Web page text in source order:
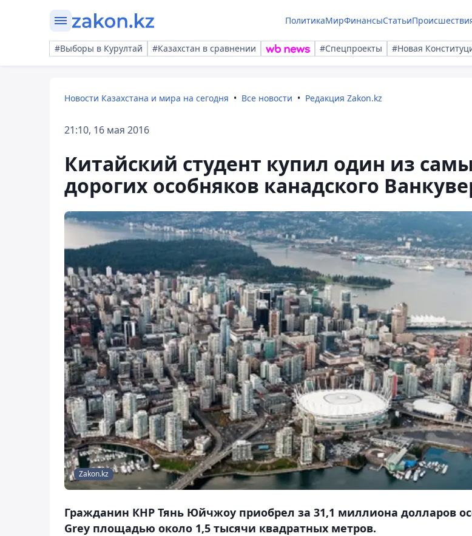
ПолитикаМирФинансыСтатьи
#Выборы в Курултай #Казахстан в сравнении #Спецпроекты #Новая
Новости Казахстана и мира на сегодня Все новости Редакция Zakon.kz
21:10, 16 мая 2016
Китайский студент купил один из
дорогих особняков канадского
Zakon.kz
Гражданин КНР Тянь Юйчжоу приобрел за 31,1 миллиона долларов
Grey площадью около 1,5 тысячи квадратных метров.